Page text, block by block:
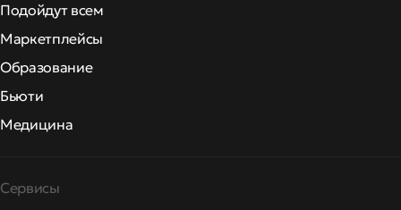
Подойдут всем
Маркетплейсы
Образование
Бьюти
Медицина
Сервисы